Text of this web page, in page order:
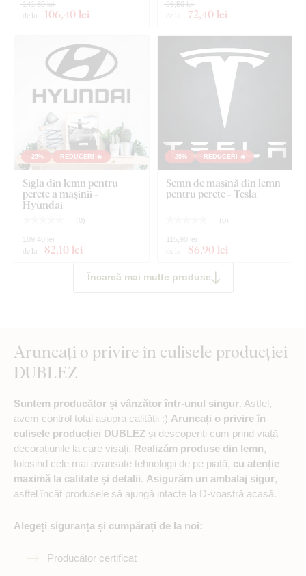
Bandă adezivă din spumă
de la 106,40 lei
141,80 lei
de la 72,40 lei
96,50 lei
-25% REDUCERI 🔥
Sigla din lemn pentru
perete a mașinii -
Hyundai
( 0)
de la 82,10 lei
109,40 lei
-25% REDUCERI 🔥
Semn de mașină din lemn
pentru perete - Tesla
( 0)
de la 86,90 lei
115,90 lei
Încarcă mai multe produse
Aruncați o privire în culisele producției
DUBLEZ
Suntem producător și vânzător într-unul singur. Astfel,
avem control total asupra calității :) Aruncați o privire în
culisele producției DUBLEZ și descoperiți cum prind viață
decorațiunile la care visați. Realizăm produse din lemn,
folosind cele mai avansate tehnologii de pe piață, cu atenție
maximă la calitate și detalii. Asigurăm un ambalaj sigur,
astfel încât produsele să ajungă intacte la D-voastră acasă.
Alegeți siguranța și cumpărați de la noi:
Producător certificat